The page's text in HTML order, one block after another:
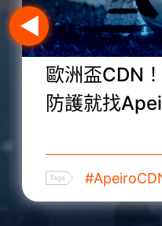
歐洲盃CDN
防護就找
路加速 #足